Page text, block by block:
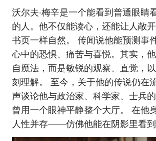
沃尔夫·梅辛是一个能看到普通眼睛
的人。他不仅能读心，还能让人敞
书页一样自然。 传闻说他能预测事
心中的恐惧、痛苦与喜悦。其实，
自魔法，而是敏锐的观察、直觉，
刻理解。 至今，关于他的传说仍在
声谈论他与政治家、科学家、士兵
曾用一个眼神平静整个大厅。 在他
人性并存——仿佛他能在阴影里看到